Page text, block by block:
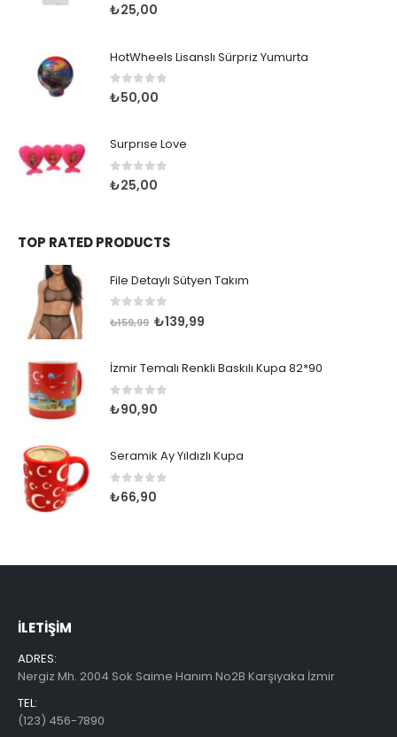
0 out of 5
₺25,00
HotWheels Lisanslı Sürpriz Yumurta
0 out of 5
₺50,00
Surprıse Love
0 out of 5
₺25,00
TOP RATED PRODUCTS
File Detaylı Sütyen Takım
out of 5
₺159,99 Orijinal
₺139,99
İzmir Temalı Renkli Baskılı Kupa 82*90
0 out of 5
₺90,90
Seramik Ay Yıldızlı Kupa
0 out of 5
₺66,90
İLETIŞIM
ADRES:
Nergiz Mh. 2004 Sok Saime Hanım No2B Karşıyaka İzmir
TEL:
(123) 456-7890